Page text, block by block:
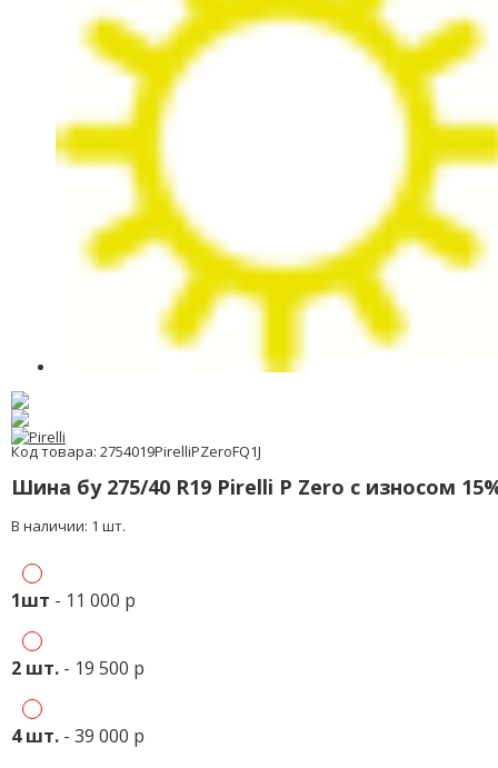
Код товара: 2754019PirelliPZeroFQ1J
Шина бу 275/40 R19 Pirelli P Zero с износом
В наличии: 1 шт.
1шт - 11 000 р
2 шт. - 19 500 р
4 шт. - 39 000 р